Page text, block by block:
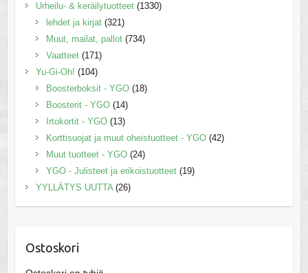
Urheilu- & keräilytuotteet (1330)
lehdet ja kirjat (321)
Muut, mailat, pallot (734)
Vaatteet (171)
Yu-Gi-Oh! (104)
Boosterboksit - YGO (18)
Boosterit - YGO (14)
Irtokortit - YGO (13)
Korttisuojat ja muut oheistuotteet - YGO (42)
Muut tuotteet - YGO (24)
YGO - Julisteet ja erikoistuotteet (19)
YYLLÄTYS UUTTA (26)
Ostoskori